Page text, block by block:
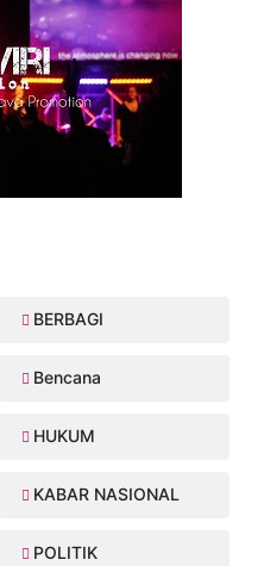
BERBAGI
Bencana
HUKUM
KABAR NASIONAL
POLITIK